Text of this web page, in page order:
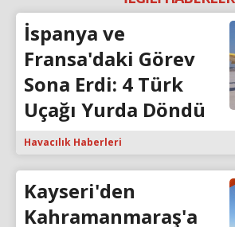
İspanya ve
Fransa'daki Görev
Sona Erdi: 4 Türk
Uçağı Yurda Döndü
Havacılık Haberleri
Kayseri'den
Kahramanmaraş'a